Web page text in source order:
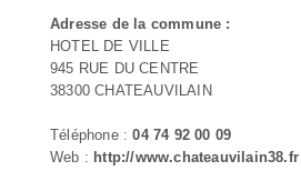
Adresse de la commune :
HOTEL DE VILLE
945 RUE DU CENTRE
38300 CHATEAUVILAIN
Téléphone :04 74 92 00 09
Web : http://www.chateauvilain38.fr